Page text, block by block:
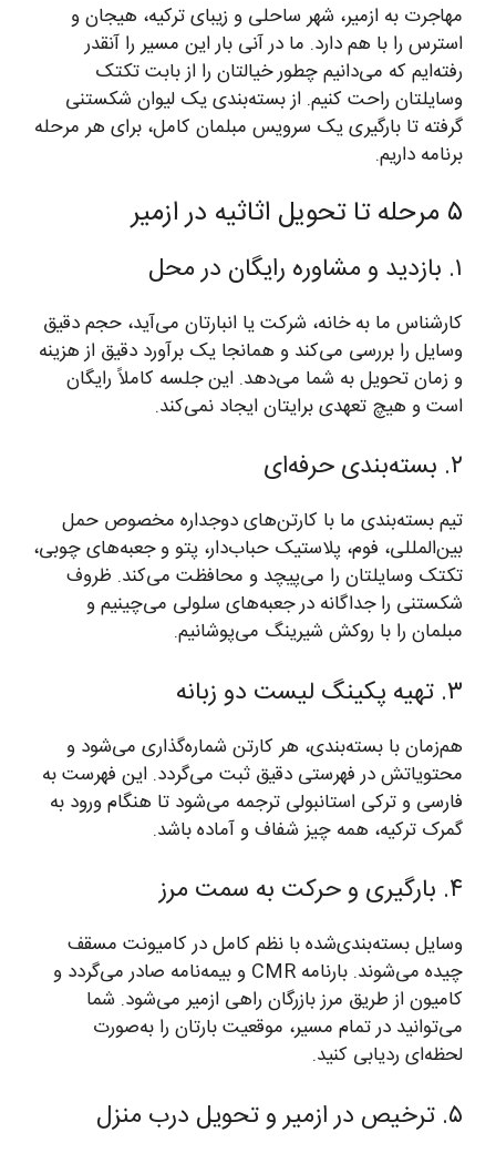
مهاجرت به ازمیر، شهر ساحلی و زیبای ترکیه، هیجان و
استرس را با هم دارد. ما در آنی بار این مسیر را آنقدر
رفته‌ایم که می‌دانیم چطور خیالتان را از بابت تکتک
وسایلتان راحت کنیم. از بسته‌بندی یک لیوان شکستنی
گرفته تا بارگیری یک سرویس مبلمان کامل، برای هر مرحله
برنامه داریم.
۵ مرحله تا تحویل اثاثیه در ازمیر
۱. بازدید و مشاوره رایگان در محل
کارشناس ما به خانه، شرکت یا انبارتان می‌آید، حجم دقیق
وسایل را بررسی می‌کند و همانجا یک برآورد دقیق از هزینه
و زمان تحویل به شما می‌دهد. این جلسه کاملاً رایگان
است و هیچ تعهدی برایتان ایجاد نمی‌کند.
۲. بسته‌بندی حرفه‌ای
تیم بسته‌بندی ما با کارتن‌های دوجداره مخصوص حمل
بین‌المللی، فوم، پلاستیک حباب‌دار، پتو و جعبه‌های چوبی،
تکتک وسایلتان را می‌پیچد و محافظت می‌کند. ظروف
شکستنی را جداگانه در جعبه‌های سلولی می‌چینیم و
مبلمان را با روکش شیرینگ می‌پوشانیم.
۳. تهیه پکینگ لیست دو زبانه
هم‌زمان با بسته‌بندی، هر کارتن شماره‌گذاری می‌شود و
محتویاتش در فهرستی دقیق ثبت می‌گردد. این فهرست به
فارسی و ترکی استانبولی ترجمه می‌شود تا هنگام ورود به
گمرک ترکیه، همه چیز شفاف و آماده باشد.
۴. بارگیری و حرکت به سمت مرز
وسایل بسته‌بندی‌شده با نظم کامل در کامیونت مسقف
چیده می‌شوند. بارنامه CMR و بیمه‌نامه صادر می‌گردد و
کامیون از طریق مرز بازرگان راهی ازمیر می‌شود. شما
می‌توانید در تمام مسیر، موقعیت بارتان را به‌صورت
لحظه‌ای ردیابی کنید.
۵. ترخیص در ازمیر و تحویل درب منزل